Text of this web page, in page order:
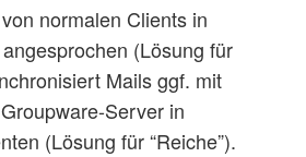
normalen Clients in
(Lösung für
Mails ggf. mit
Server in
(Lösung für “Reiche”).